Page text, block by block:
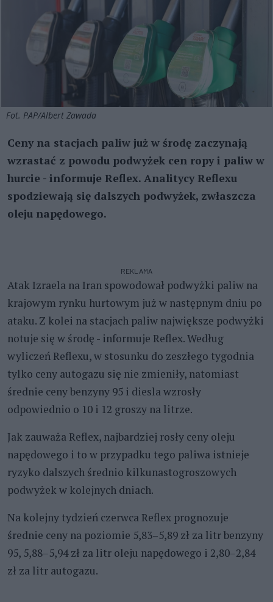
Fot. PAP/Albert Zawada
Ceny na stacjach paliw już w środę zaczynają
wzrastać z powodu podwyżek cen ropy i paliw w
hurcie - informuje Reflex. Analitycy Reflexu
spodziewają się dalszych podwyżek, zwłaszcza
oleju napędowego.
REKLAMA
Atak Izraela na Iran spowodował podwyżki paliw na
krajowym rynku hurtowym już w następnym dniu po
ataku. Z kolei na stacjach paliw największe podwyżki
notuje się w środę - informuje Reflex. Według
wyliczeń Reflexu, w stosunku do zeszłego tygodnia
tylko ceny autogazu się nie zmieniły, natomiast
średnie ceny benzyny 95 i diesla wzrosły
odpowiednio o 10 i 12 groszy na litrze.
Jak zauważa Reflex, najbardziej rosły ceny oleju
napędowego i to w przypadku tego paliwa istnieje
ryzyko dalszych średnio kilkunastogroszowych
podwyżek w kolejnych dniach.
Na kolejny tydzień czerwca Reflex prognozuje
średnie ceny na poziomie 5,83–5,89 zł za litr benzyny
95, 5,88–5,94 zł za litr oleju napędowego i 2,80–2,84
zł za litr autogazu.